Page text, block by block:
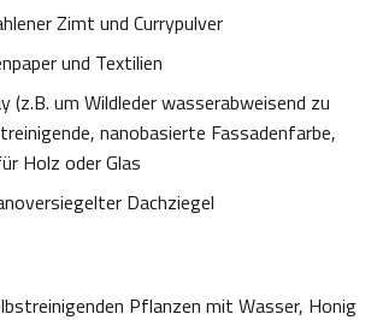
Zimt und Currypulver
und Textilien
(z.B. um Wildleder wasserabweisend zu
nanobasierte Fassadenfarbe,
Holz oder Glas
Dachziegel
Pflanzen mit Wasser, Honig